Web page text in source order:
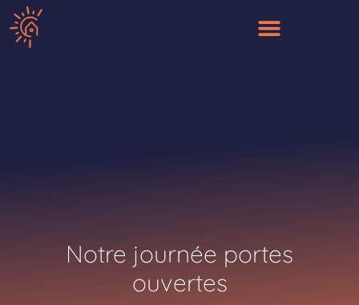
au
contenu
Notre journée portes
ouvertes